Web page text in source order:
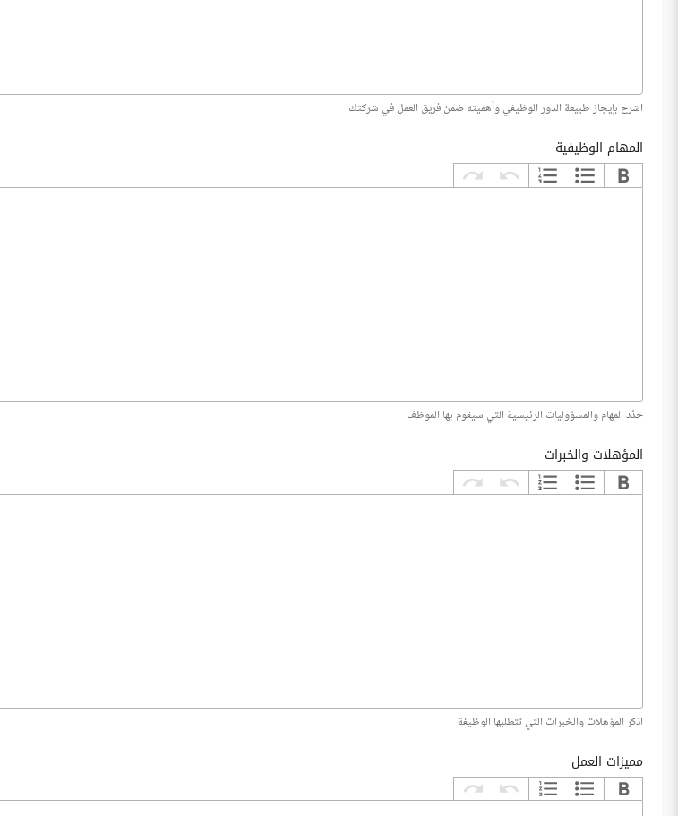
اشرح بإيجاز طبيعة الدور الوظيفي وأهميته ضمن فريق العمل في شركتك
المهام الوظيفية
حدّد المهام والمسؤوليات الرئيسية التي سيقوم بها الموظف
المؤهلات والخبرات
اذكر المؤهلات والخبرات التي تتطلبها الوظيفة
مميزات العمل